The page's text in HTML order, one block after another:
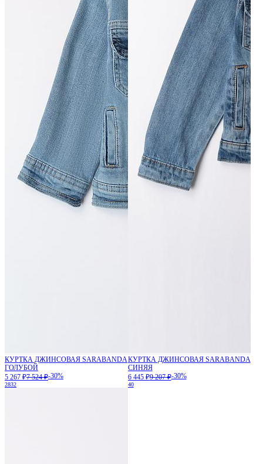
КУРТКА ДЖИНСОВАЯ SARABANDA
ГОЛУБОЙ
5 267 ₽7 524 ₽-30%
2832
КУРТКА ДЖИНСОВАЯ SARABANDA
СИНЯЯ
6 445 ₽9 207 ₽-30%
40